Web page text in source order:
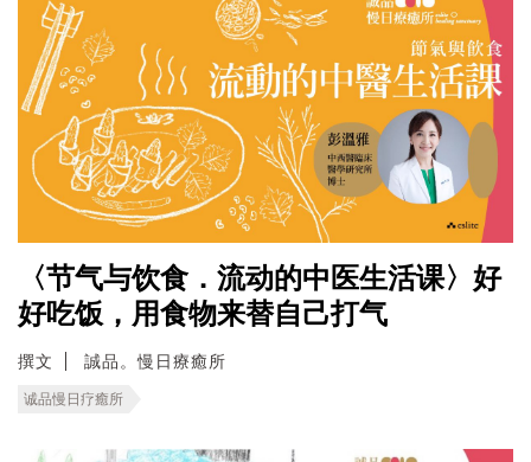
〈节气与饮食．流动的中医生活课〉好
好吃饭，用食物来替自己打气
撰文 誠品。慢日療癒所
诚品慢日疗癒所